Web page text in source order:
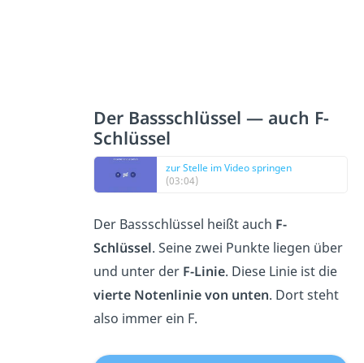
Der Bassschlüssel — auch F-
Schlüssel
zur Stelle im Video springen
(03:04)
Der Bassschlüssel heißt auch F-
Schlüssel. Seine zwei Punkte liegen über
und unter der F-Linie. Diese Linie ist die
vierte Notenlinie von unten. Dort steht
also immer ein F.